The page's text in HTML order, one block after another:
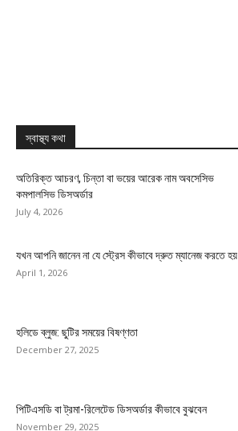
স্বাস্থ্য কথা
অতিরিক্ত আচরণ, চিন্তা বা ভয়ের আরেক নাম অবসেসিভ
কমপালসিভ ডিসঅর্ডার
July 4, 2026
যখন আপনি জানেন না যে স্ট্রেস কীভাবে দ্রুত ম্যানেজ করতে হয়
April 1, 2026
হলিডে ব্লুজ: ছুটির সময়ের বিষণ্ণতা
December 27, 2025
পিটিএসডি বা ট্রমা-রিলেটেড ডিসঅর্ডার কীভাবে বুঝবেন
November 29, 2025